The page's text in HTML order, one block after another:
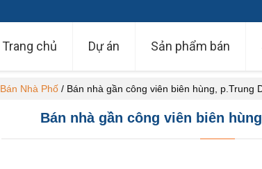
Trang chủ Dự án Sản phẩm bán
Bán Nhà Phố / Bán nhà gần công viên biên hùng, p.Trung
Bán nhà gần công viên biên